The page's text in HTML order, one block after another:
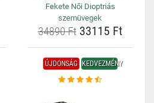
Fekete Női Dioptriás
szemüvegek
34890 Ft33115 Ft
ÚJDONSÁG KEDVEZMÉNY